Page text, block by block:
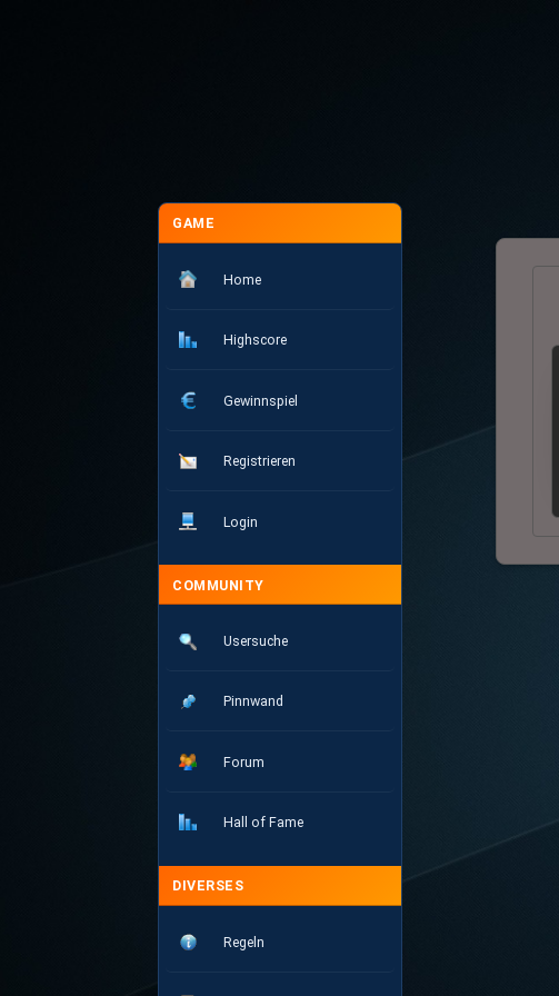
GAME
Home
Highscore
Gewinnspiel
Registrieren
Login
COMMUNITY
Usersuche
Pinnwand
Forum
Hall of Fame
DIVERSES
Regeln